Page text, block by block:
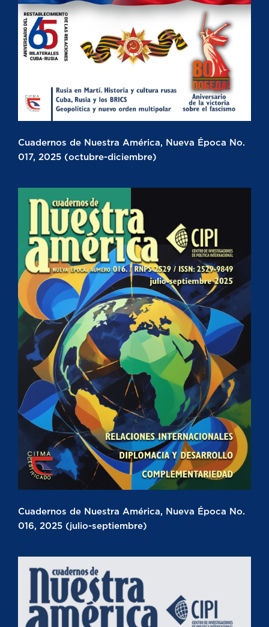
Cuadernos de Nuestra América, Nueva Época No.
017, 2025 (octubre-diciembre)
Cuadernos de Nuestra América, Nueva Época No.
016, 2025 (julio-septiembre)